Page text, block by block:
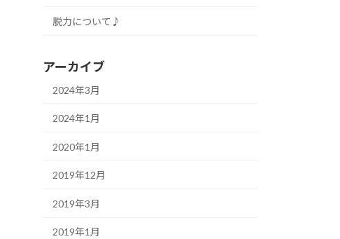
脱力について♪
アーカイブ
2024年3月
2024年1月
2020年1月
2019年12月
2019年3月
2019年1月